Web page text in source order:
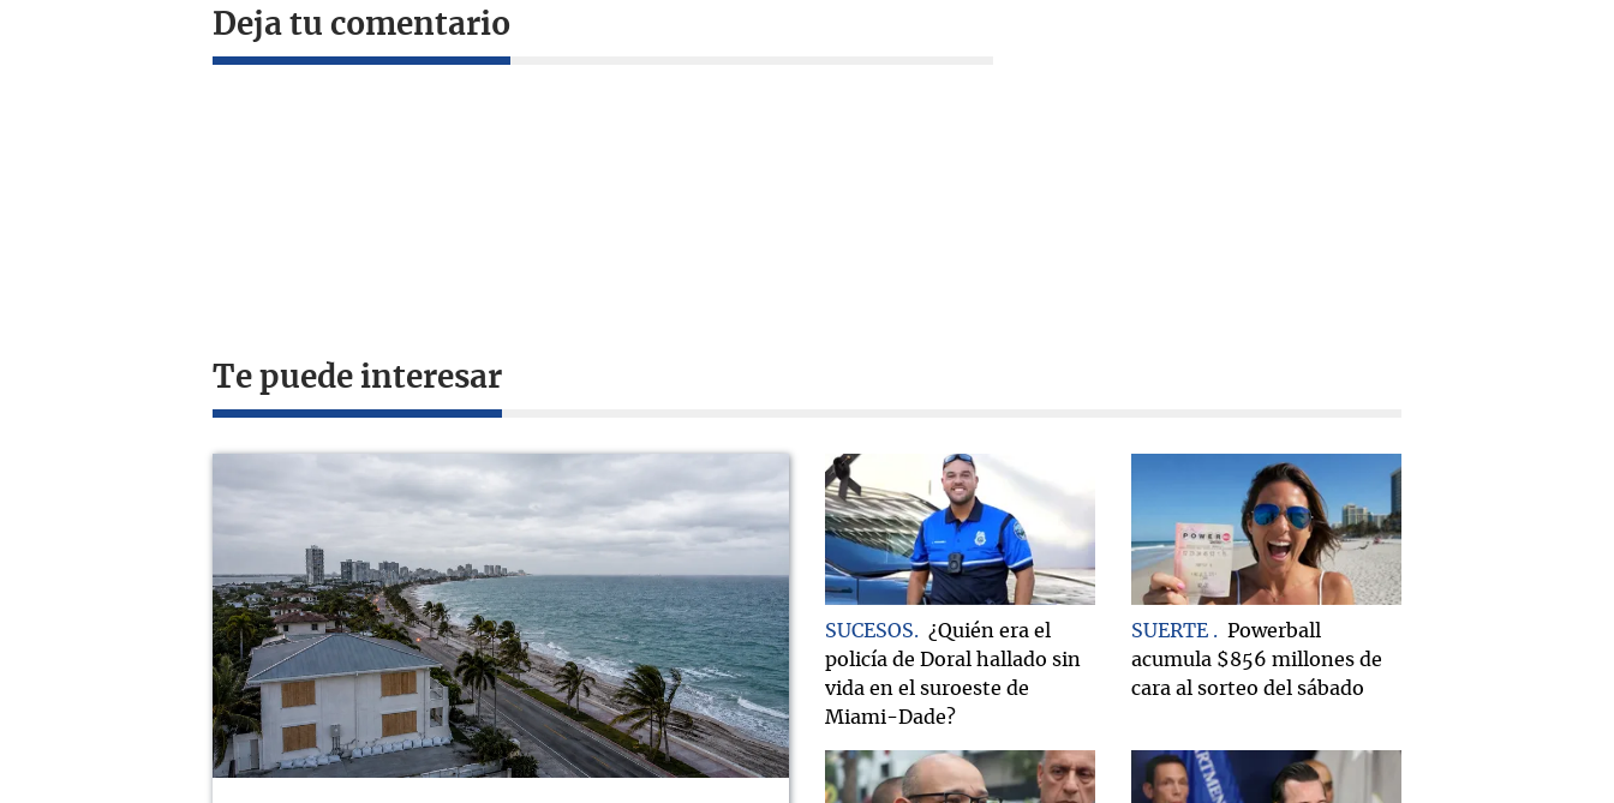
Deja tu comentario
Te puede interesar
SUCESOS
¿Quién era el
policía de Doral hallado sin
vida en el suroeste de
Miami-Dade?
SUERTE
Powerball
acumula $856 millones de
cara al sorteo del sábado